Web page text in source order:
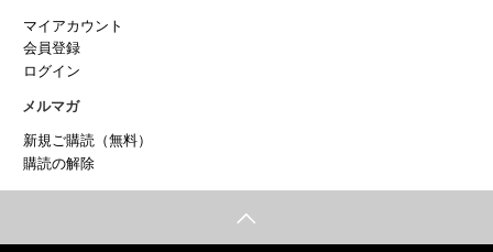
マイアカウント
会員登録
ログイン
メルマガ
新規ご購読（無料）
購読の解除